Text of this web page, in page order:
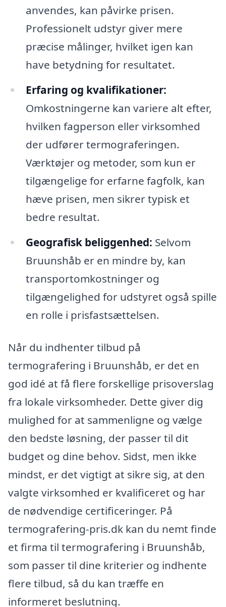
anvendes, kan påvirke prisen.
Professionelt udstyr giver mere
præcise målinger, hvilket igen kan
have betydning for resultatet.
Erfaring og kvalifikationer:
Omkostningerne kan variere alt efter,
hvilken fagperson eller virksomhed
der udfører termograferingen.
Værktøjer og metoder, som kun er
tilgængelige for erfarne fagfolk, kan
hæve prisen, men sikrer typisk et
bedre resultat.
Geografisk beliggenhed: Selvom
Bruunshåb er en mindre by, kan
transportomkostninger og
tilgængelighed for udstyret også spille
en rolle i prisfastsættelsen.
Når du indhenter tilbud på
termografering i Bruunshåb, er det en
god idé at få flere forskellige prisoverslag
fra lokale virksomheder. Dette giver dig
mulighed for at sammenligne og vælge
den bedste løsning, der passer til dit
budget og dine behov. Sidst, men ikke
mindst, er det vigtigt at sikre sig, at den
valgte virksomhed er kvalificeret og har
de nødvendige certificeringer. På
termografering-pris.dk kan du nemt finde
et firma til termografering i Bruunshåb,
som passer til dine kriterier og indhente
flere tilbud, så du kan træffe en
informeret beslutning.